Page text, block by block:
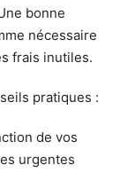
bonne
nécessaire
frais inutiles.
pratiques :
de vos
urgentes